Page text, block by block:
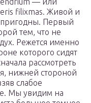
filixmas. Живой и
Первый
тем, что не
Режется именно
которого сидят
рассмотреть
нижней стороной
слабое
Мы увидим на